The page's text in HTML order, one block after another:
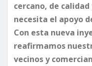
cercano, de
necesita el apoyo
Con esta nueva
reafirmamos
vecinos y